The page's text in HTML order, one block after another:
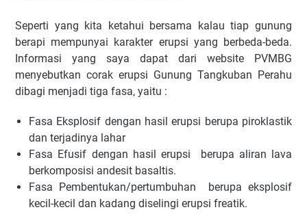
Seperti yang kita ketahui bersama kalau tiap gunung
berapi mempunyai karakter erupsi yang berbeda-beda.
Informasi yang saya dapat dari website PVMBG
menyebutkan corak erupsi Gunung Tangkuban Perahu
dibagi menjadi tiga fasa, yaitu :
Fasa Eksplosif dengan hasil erupsi berupa piroklastik
dan terjadinya lahar
Fasa Efusif dengan hasil erupsi
berupa aliran lava
berkomposisi andesit basaltis.
Fasa Pembentukan/pertumbuhan
berupa eksplosif
kecil-kecil dan kadang diselingi erupsi freatik.